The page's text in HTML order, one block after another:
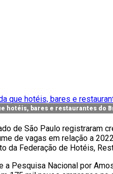
hotéis, bares e restaurantes do
de São Paulo registraram
de vagas em relação a
da Federação de Hotéis,
a Pesquisa Nacional por